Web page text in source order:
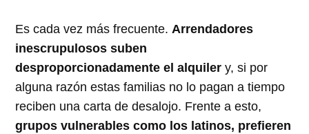
Es cada vez más frecuente.Arrendadores
inescrupulosos suben
desproporcionadamente el alquiler y, si por
alguna razón estas familias no lo pagan a tiempo
reciben una carta de desalojo. Frente a esto,
grupos vulnerables como los latinos, prefieren